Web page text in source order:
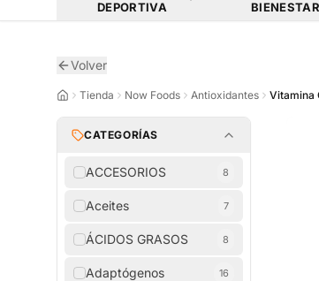
DEPORTIVA
BIENESTAR
Volver
Tienda Now Foods Antioxidantes Vitamina
CATEGORÍAS
ACCESORIOS 8
Aceites 7
ÁCIDOS GRASOS 8
Adaptógenos 16